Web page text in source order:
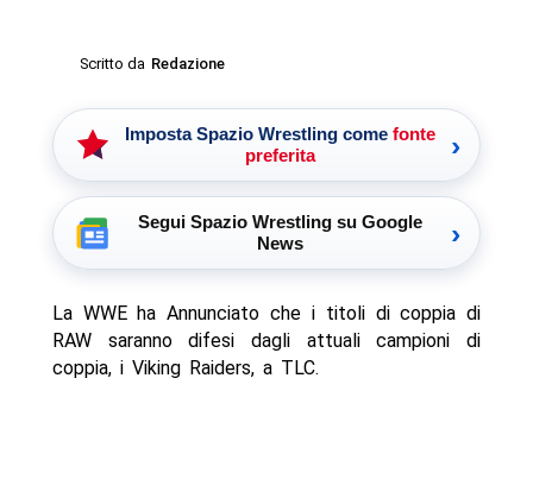
Scritto da Redazione
Imposta Spazio Wrestling come fonte
preferita
›
Segui Spazio Wrestling su Google
News
›
La WWE ha Annunciato che i titoli di coppia di
RAW saranno difesi dagli attuali campioni di
coppia, i Viking Raiders, a TLC.